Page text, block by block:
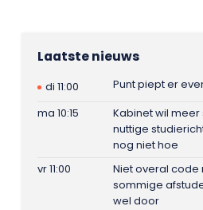
Laatste nieuws
di 11:00
Punt piept er
ma 10:15
Kabinet wil meer
nuttige
nog niet hoe
vr 11:00
Niet overal code
sommige
wel door